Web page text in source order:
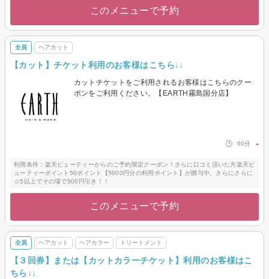
このメニューで予約
全員 ヘアカット
【カット】チケット利用のお客様はこちら↓↓
カットチケットをご利用されるお客様はこちらのクー
ポンをご利用ください。【EARTH霧島国分店】
60分 -
利用条件：楽天ビューティーからのご予約限定クーポン！さらに口コミ頂いた方楽天ビ
ューティーポイント50ポイント【5000円分の利用ポイント】が贈与中。さらにさらに
☆5以上でその場で500円引き！！
このメニューで予約
全員 ヘアカット ヘアカラー トリートメント
【３回券】または【カットカラーチケット】利用のお客様はこ
ちら↓↓